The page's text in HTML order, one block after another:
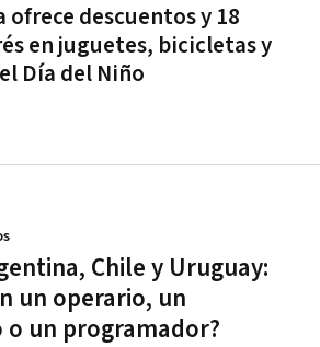
ofrece descuentos y 18
en juguetes, bicicletas y
Día del Niño
Chile y Uruguay:
un operario, un
un programador?